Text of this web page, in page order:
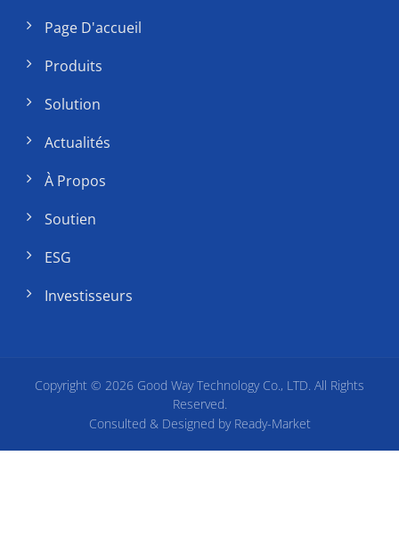
Page D'accueil
Produits
Solution
Actualités
À Propos
Soutien
ESG
Investisseurs
Copyright © 2026 Good Way Technology Co., LTD. All Rights
Reserved.
Consulted & Designed by Ready-Market